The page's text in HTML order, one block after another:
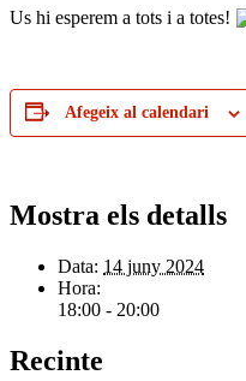
Us hi esperem a tots i a totes!
Afegeix al calendari
Mostra els detalls
Data: 14 juny 2024
Hora:
18:00 - 20:00
Recinte